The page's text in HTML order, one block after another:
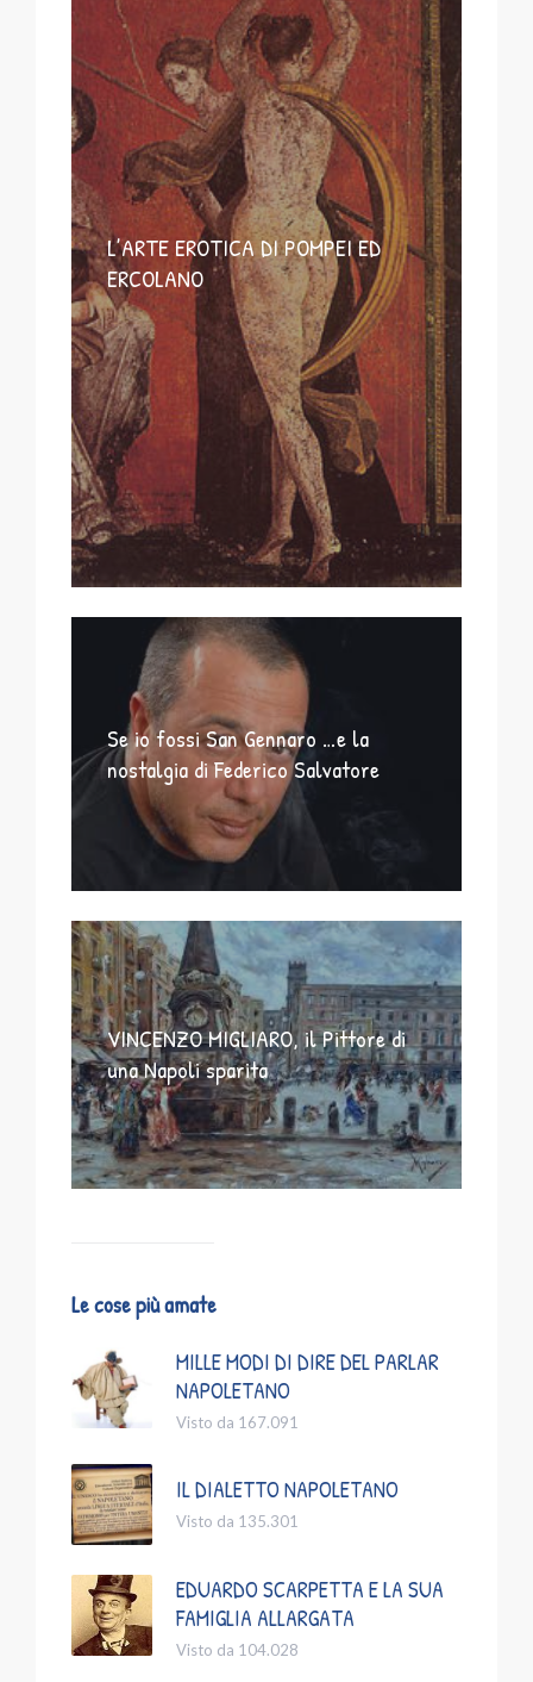
L’ARTE EROTICA DI POMPEI ED
ERCOLANO
Se io fossi San Gennaro …e la
nostalgia di Federico Salvatore
VINCENZO MIGLIARO, il Pittore di
una Napoli sparita
Le cose più amate
MILLE MODI DI DIRE DEL PARLAR
NAPOLETANO
Visto da 167.091
IL DIALETTO NAPOLETANO
Visto da 135.301
EDUARDO SCARPETTA E LA SUA
FAMIGLIA ALLARGATA
Visto da 104.028